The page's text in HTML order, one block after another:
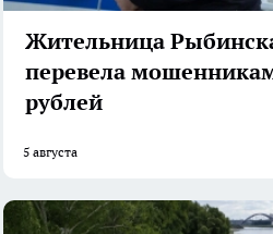
Жительница
перевела
рублей
5 августа